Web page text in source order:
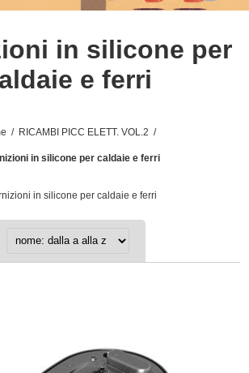
in silicone per
e ferri
/ RICAMBI PICC ELETT. VOL.2 /
in silicone per caldaie e ferri
in silicone per caldaie e ferri